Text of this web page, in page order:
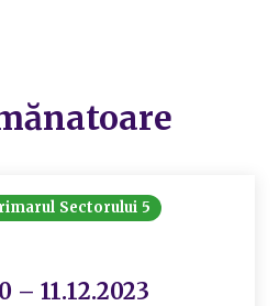
Sectorului 5
– 11.12.2023